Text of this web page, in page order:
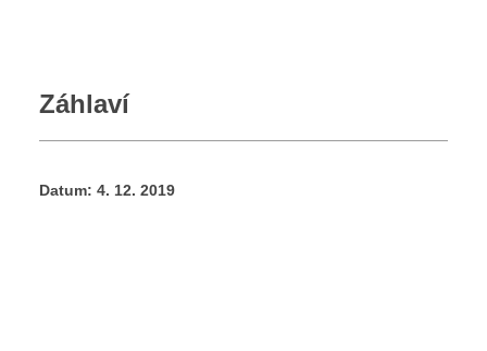
Záhlaví
Datum: 4. 12. 2019